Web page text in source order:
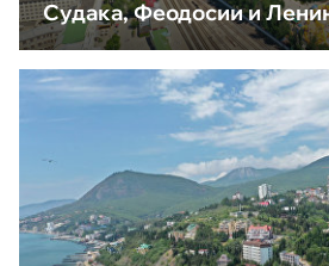
Судака, Феодосии и